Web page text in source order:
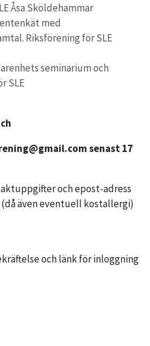
Åsa Sköldehammar
med
Riksförening för SLE
seminarium och
SLE
senast 17
och epost-adress
även eventuell kostallergi)
och länk för inloggning